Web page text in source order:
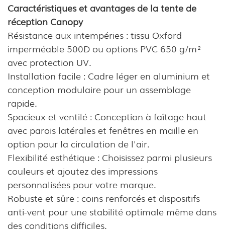
Caractéristiques et avantages de la tente de
réception Canopy
Résistance aux intempéries : tissu Oxford
imperméable 500D ou options PVC 650 g/m²
avec protection UV.
Installation facile : Cadre léger en aluminium et
conception modulaire pour un assemblage
rapide.
Spacieux et ventilé : Conception à faîtage haut
avec parois latérales et fenêtres en maille en
option pour la circulation de l'air.
Flexibilité esthétique : Choisissez parmi plusieurs
couleurs et ajoutez des impressions
personnalisées pour votre marque.
Robuste et sûre : coins renforcés et dispositifs
anti-vent pour une stabilité optimale même dans
des conditions difficiles.